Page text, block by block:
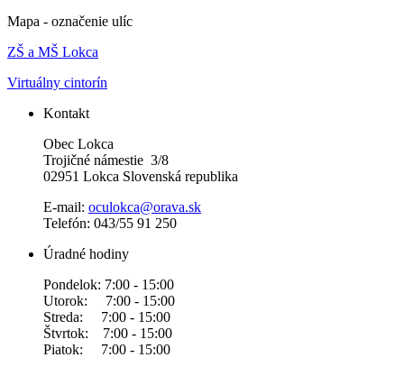
Mapa - označenie ulíc
ZŠ a MŠ Lokca
Virtuálny cintorín
Kontakt
Obec Lokca
Trojičné námestie 3/8
02951 Lokca Slovenská republika
E-mail: oculokca@orava.sk
Telefón: 043/55 91 250
Úradné hodiny
Pondelok: 7:00 - 15:00
Utorok: 7:00 - 15:00
Streda: 7:00 - 15:00
Štvrtok: 7:00 - 15:00
Piatok: 7:00 - 15:00